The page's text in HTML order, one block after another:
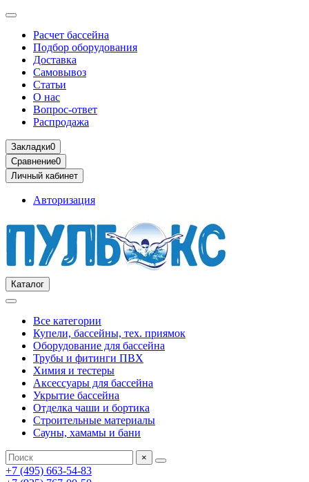
Расчет бассейна
Подбор оборудования
Доставка
Самовывоз
Статьи
О нас
Вопрос-ответ
Распродажа
Закладки0
Сравнение0
Личный кабинет
Авторизация
Каталог
Все категории
Купели, бассейны, тех. приямок
Оборудование для бассейна
Трубы и фитинги ПВХ
Химия и тестеры
Аксессуары для бассейна
Укрытие бассейна
Отделка чаши и бортика
Строительные материалы
Сауны, хамамы и бани
×
+7 (495) 663-54-83